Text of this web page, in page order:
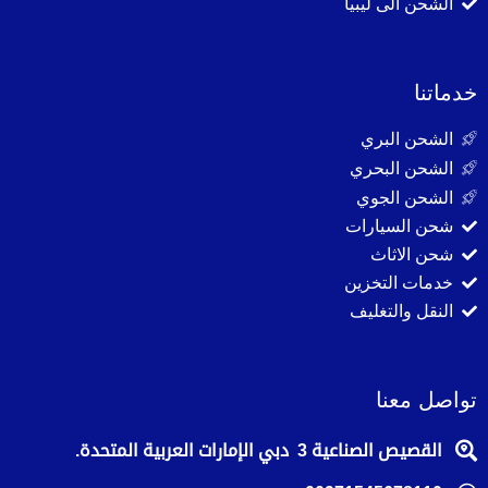
الشحن الى ليبيا
خدماتنا
الشحن البري
الشحن البحري
الشحن الجوي
شحن السيارات
شحن الاثاث
خدمات التخزين
النقل والتغليف
تواصل معنا
القصيص الصناعية 3 دبي الإمارات العربية المتحدة.